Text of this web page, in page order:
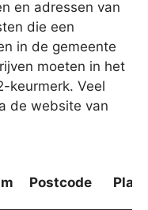
en adressen van
die een
in de gemeente
moeten in het
keurmerk. Veel
de website van
Postcode